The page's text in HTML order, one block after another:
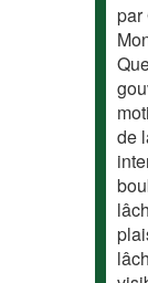
par
de